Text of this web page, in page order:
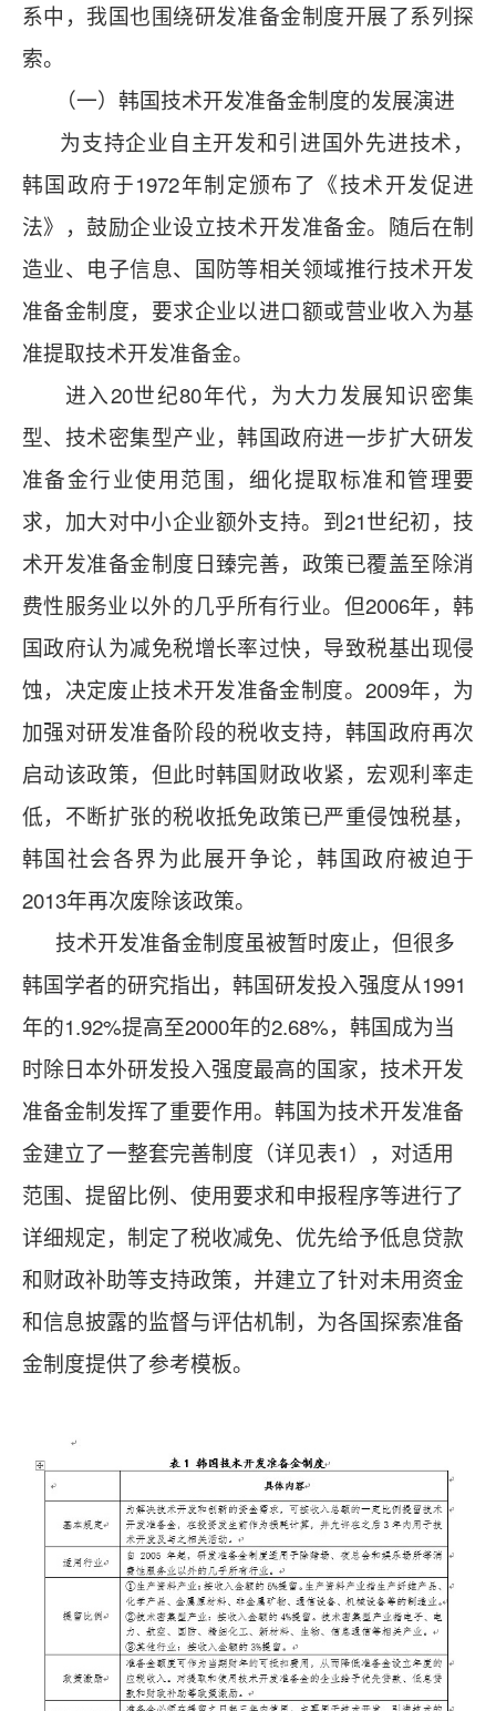
系中，我国也围绕研发准备金制度开展了系列探
索。
（一）韩国技术开发准备金制度的发展演进
为支持企业自主开发和引进国外先进技术，
韩国政府于1972年制定颁布了《技术开发促进
法》，鼓励企业设立技术开发准备金。随后在制
造业、电子信息、国防等相关领域推行技术开发
准备金制度，要求企业以进口额或营业收入为基
准提取技术开发准备金。
进入20世纪80年代，为大力发展知识密集
型、技术密集型产业，韩国政府进一步扩大研发
准备金行业使用范围，细化提取标准和管理要
求，加大对中小企业额外支持。到21世纪初，技
术开发准备金制度日臻完善，政策已覆盖至除消
费性服务业以外的几乎所有行业。但2006年，韩
国政府认为减免税增长率过快，导致税基出现侵
蚀，决定废止技术开发准备金制度。2009年，为
加强对研发准备阶段的税收支持，韩国政府再次
启动该政策，但此时韩国财政收紧，宏观利率走
低，不断扩张的税收抵免政策已严重侵蚀税基，
韩国社会各界为此展开争论，韩国政府被迫于
2013年再次废除该政策。
技术开发准备金制度虽被暂时废止，但很多
韩国学者的研究指出，韩国研发投入强度从1991
年的1.92%提高至2000年的2.68%，韩国成为当
时除日本外研发投入强度最高的国家，技术开发
准备金制发挥了重要作用。韩国为技术开发准备
金建立了一整套完善制度（详见表1），对适用
范围、提留比例、使用要求和申报程序等进行了
详细规定，制定了税收减免、优先给予低息贷款
和财政补助等支持政策，并建立了针对未用资金
和信息披露的监督与评估机制，为各国探索准备
金制度提供了参考模板。